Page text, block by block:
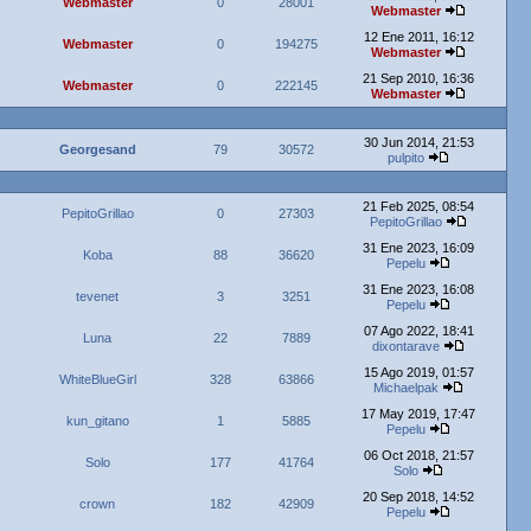
Webmaster
Webmaster 0 194275
12 Ene 2011, 16:12
Webmaster
Webmaster 0 222145
21 Sep 2010, 16:36
Webmaster
Georgesand 79 30572
30 Jun 2014, 21:53
pulpito
PepitoGrillao 0 27303
21 Feb 2025, 08:54
PepitoGrillao
Koba 88 36620
31 Ene 2023, 16:09
Pepelu
tevenet 3 3251
31 Ene 2023, 16:08
Pepelu
Luna 22 7889
07 Ago 2022, 18:41
dixontarave
WhiteBlueGirl 328 63866
15 Ago 2019, 01:57
Michaelpak
kun_gitano 1 5885
17 May 2019, 17:47
Pepelu
Solo 177 41764
06 Oct 2018, 21:57
Solo
crown 182 42909
20 Sep 2018, 14:52
Pepelu